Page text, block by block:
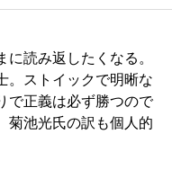
読み返したくなる。
。ストイックで明晰な
で正義は必ず勝つので
菊池光氏の訳も個人的